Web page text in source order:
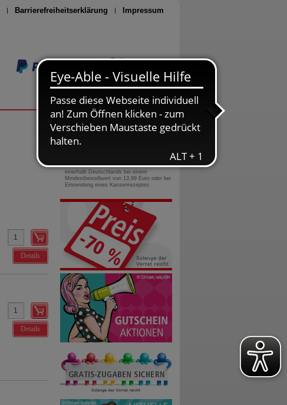
Barrierefreiheitserklärung Impressum
Seite drucken
Details
Details
0800-10 11 422
gebührenfreie Rufnummer
innerhalb Deutschlands bei einem
Mindestbestellwert von 13,99 Euro oder bei
Einsendung eines Kassenrezeptes